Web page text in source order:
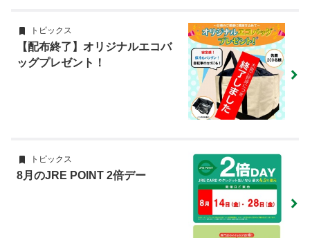
トピックス
【配布終了】オリジナルエコバ
ッグプレゼント！
トピックス
8月のJRE POINT 2倍デー